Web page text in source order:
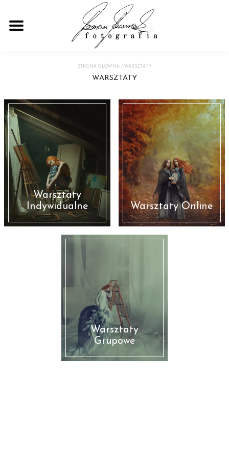
STRONA GŁÓWNA/ WARSZTATY
WARSZTATY
Warsztaty
Indywidualne
Warsztaty Online
Warsztaty
Grupowe